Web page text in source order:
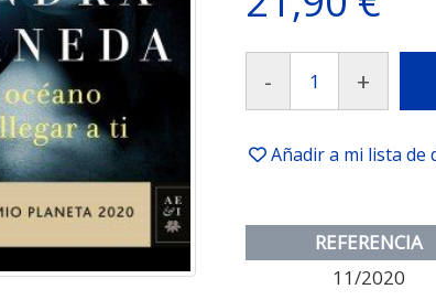
- +
Añadir a mi lista de
REFERENCIA
11/2020